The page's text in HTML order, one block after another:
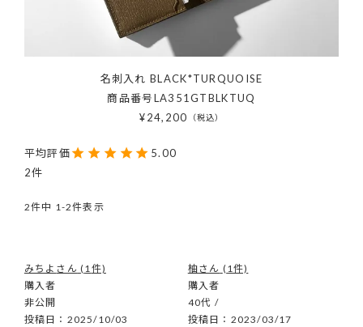
名刺入れ BLACK*TURQUOISE
商品番号LA351GTBLKTUQ
¥24,200 税込
5.00
2
2件中 1-2件表示
みちよ
1
購入者
非公開
投稿日
2025/10/03
柚
1
購入者
40代
投稿日
2023/03/17